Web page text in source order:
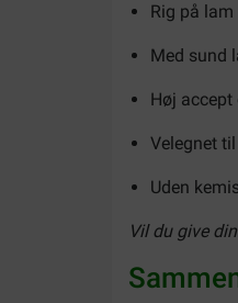
Rig på lam
Med sund
Høj
Velegnet
Uden
Vil du give